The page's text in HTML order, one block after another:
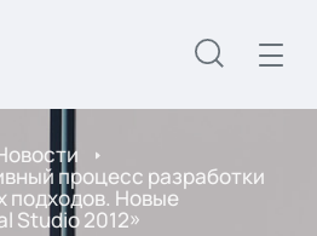
процесс разработки
подходов. Новые
Studio 2012»